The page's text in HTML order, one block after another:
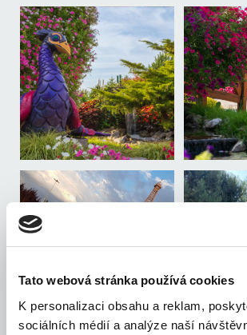
Tato webová stránka používá cookies
K personalizaci obsahu a reklam,
sociálních médií a analýze naší